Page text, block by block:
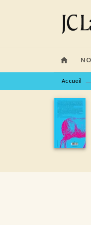
MENU
home
Accueil —